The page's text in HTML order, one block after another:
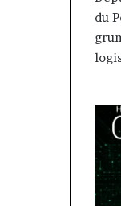
du